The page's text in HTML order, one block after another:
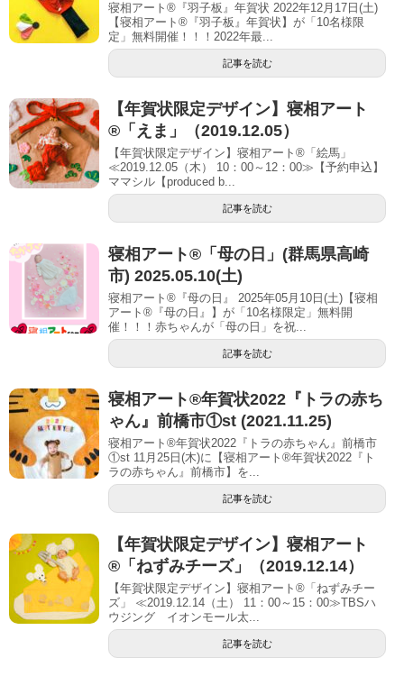
寝相アート®『羽子板』年賀状 2022年12月17日(土)
【寝相アート®︎『羽子板』年賀状】が「10名様限
定」無料開催！！！2022年最...
記事を読む
【年賀状限定デザイン】寝相アート
®「えま」（2019.12.05）
【年賀状限定デザイン】寝相アート®「絵馬」
≪2019.12.05（木） 10：00～12：00≫【予約申込】
ママシル【produced b...
記事を読む
寝相アート®「母の日」(群馬県高崎
市) 2025.05.10(土)
寝相アート®『母の日』 2025年05月10日(土)【寝相
アート®︎『母の日』】が「10名様限定」無料開
催！！！赤ちゃんが「母の日」を祝...
記事を読む
寝相アート®︎年賀状2022『トラの赤ち
ゃん』前橋市①st (2021.11.25)
寝相アート®年賀状2022『トラの赤ちゃん』前橋市
①st 11月25日(木)に【寝相アート®︎年賀状2022『ト
ラの赤ちゃん』前橋市】を...
記事を読む
【年賀状限定デザイン】寝相アート
®「ねずみチーズ」（2019.12.14）
【年賀状限定デザイン】寝相アート®「ねずみチー
ズ」 ≪2019.12.14（土） 11：00～15：00≫TBSハ
ウジング イオンモール太...
記事を読む